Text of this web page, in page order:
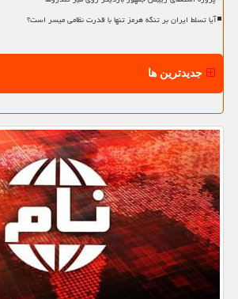
آیا تسلط ایران بر تنگه هرمز تنها با قدرت نظامی میسر است؟
جدیدترین ها